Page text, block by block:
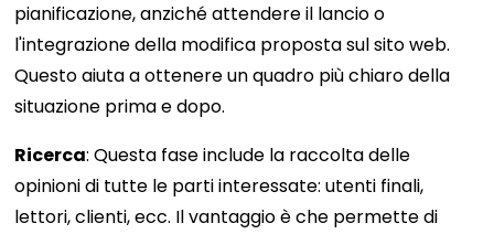
pianificazione, anziché attendere il lancio o
l'integrazione della modifica proposta sul sito web.
Questo aiuta a ottenere un quadro più chiaro della
situazione prima e dopo.
Ricerca: Questa fase include la raccolta delle
opinioni di tutte le parti interessate: utenti finali,
lettori, clienti, ecc. Il vantaggio è che permette di